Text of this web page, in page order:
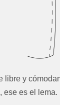
libre y
ese es el lema.